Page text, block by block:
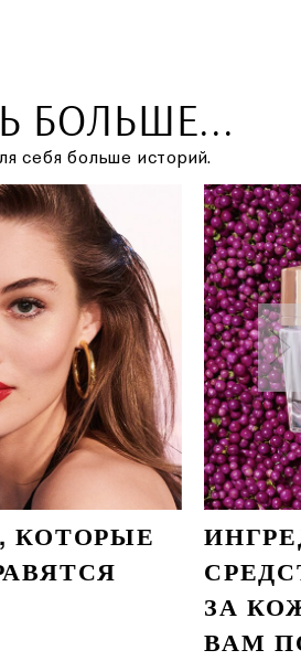
БОЛЬШЕ...
себя больше историй.
КОТОРЫЕ
ЗА
ВАМ